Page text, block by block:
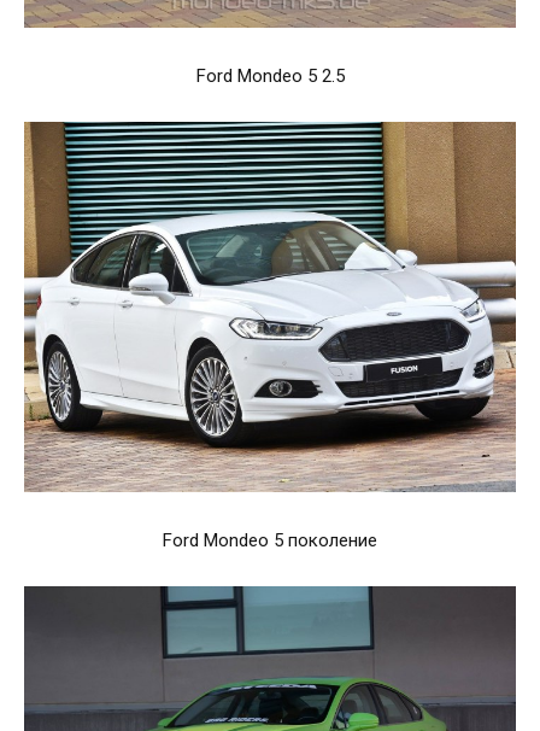
Ford Mondeo 5 2.5
Ford Mondeo 5 поколение